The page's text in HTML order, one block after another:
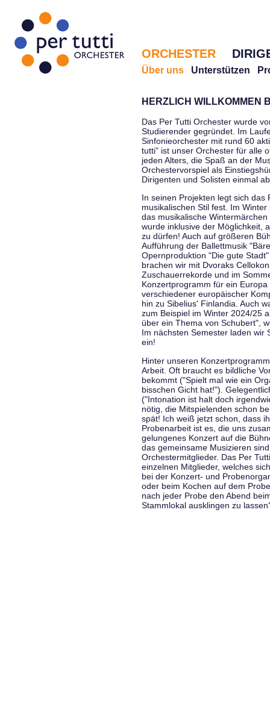
ORCHESTER
Über uns Unterstützen
HERZLICH WILLKOMMEN
Das Per Tutti Orchester wurde
Studierender gegründet. Im
Sinfonieorchester mit rund 60
tutti" ist unser Orchester für alle
jeden Alters, die Spaß an der
Orchestervorspiel als
Dirigenten und Solisten einmal
In seinen Projekten legt sich das
musikalischen Stil fest. Im
das musikalische
wurde inklusive der Möglichkeit,
zu dürfen! Auch auf größeren
Aufführung der Ballettmusik
Opernproduktion "Die gute
brachen wir mit Dvoraks
Zuschauerrekorde und im
Konzertprogramm für ein
verschiedener europäischer
hin zu Sibelius' Finlandia. Auch
zum Beispiel im Winter 2024/25
über ein Thema von Schubert",
Im nächsten Semester laden wir
ein!
Hinter unseren
Arbeit. Oft braucht es bildliche
bekommt ("Spielt mal wie ein
bisschen Gicht hat!").
("Intonation ist halt doch
nötig, die Mitspielenden schon
spät! Ich weiß jetzt schon, dass
Probenarbeit ist es, die uns
gelungenes Konzert auf die
das gemeinsame Musizieren
Orchestermitglieder. Das Per
einzelnen Mitglieder, welches
bei der Konzert- und
oder beim Kochen auf dem
nach jeder Probe den Abend
Stammlokal ausklingen zu